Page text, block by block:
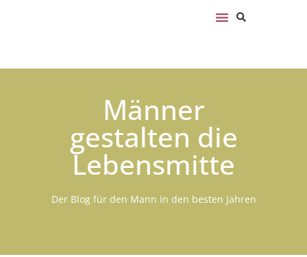
Männer
gestalten die
Lebensmitte
Der Blog für den Mann in den besten Jahren